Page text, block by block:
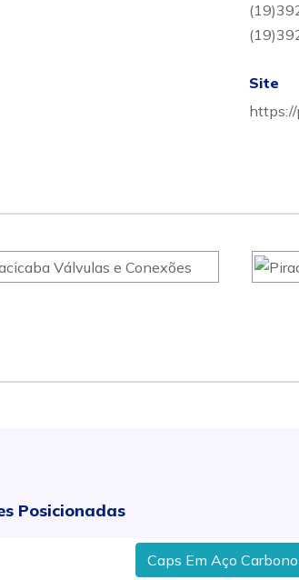
Site
https://
Posicionadas
Caps Em Aço Carbono em